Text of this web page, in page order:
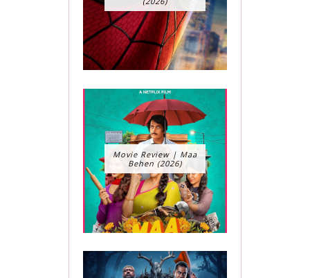
Movie Review | Maa
Behen (2026)